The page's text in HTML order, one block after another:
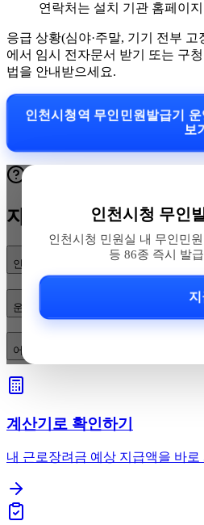
연락처는 설치 기관 홈페이
응급 상황(심야·주말, 기기 전부
에서 임시 전자문서 받기 또는 구
법을 안내받으세요.
인천시청역 무인민원발급기
보기
인천시청 무인
인천시청 민원실 내 무인민
등 86종 즉시 발
지
자주 묻는 질문
인천시청역 무인민원발급기 위치(출구·층
운영시간은 어떻게 되나요? 24시간 이용
어떤 서류를 발급할 수 있고, 무엇을 준비
계산기로 확인하기
내 근로장려금 예상 지급액을 바로